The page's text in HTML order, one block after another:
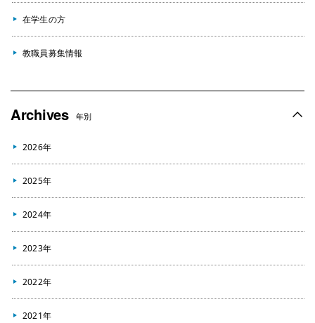
在学生の方
教職員募集情報
Archives 年別
2026年
2025年
2024年
2023年
2022年
2021年